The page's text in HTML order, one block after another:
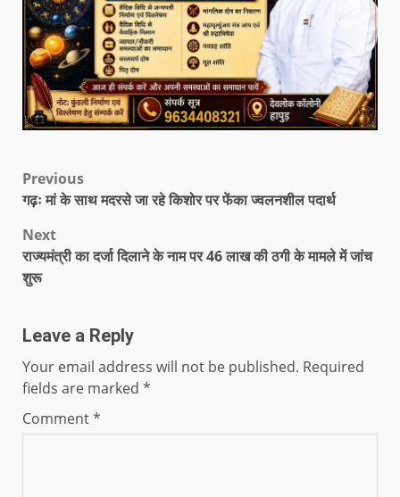
Previous
गढ़ः मां के साथ मदरसे जा रहे किशोर पर फेंका ज्वलनशील पदार्थ
Next
राज्यमंत्री का दर्जा दिलाने के नाम पर 46 लाख की ठगी के मामले में जांच
शुरू
Leave a Reply
Your email address will not be published. Required
fields are marked *
Comment*